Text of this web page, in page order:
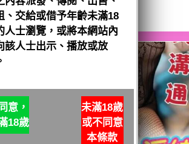
閱讀全文
、交給或借予年齡未滿18
人士瀏覽，或將本網站內
該人士出示、播放或放
意，
18歲
未滿18歲
或不同意
本條款